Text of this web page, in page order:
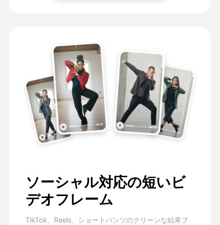
ソーシャル対応の短いビ
デオフレーム
TikTok、Reels、ショートパンツのクリーンな結果フ